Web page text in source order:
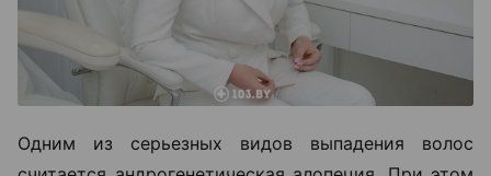
Одним из серьезных видов выпадения волос